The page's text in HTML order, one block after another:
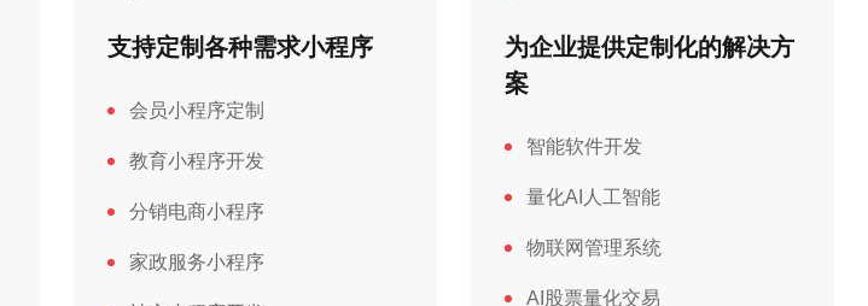
支持定制各种需求小程序
会员小程序定制
教育小程序开发
分销电商小程序
家政服务小程序
为企业提供定制化的解决方
案
智能软件开发
量化AI人工智能
物联网管理系统
AI股票量化交易